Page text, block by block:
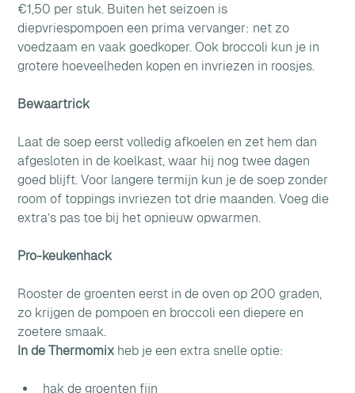
€1,50 per stuk. Buiten het seizoen is
diepvriespompoen een prima vervanger: net zo
voedzaam en vaak goedkoper. Ook broccoli kun je in
grotere hoeveelheden kopen en invriezen in roosjes.
Bewaartrick
Laat de soep eerst volledig afkoelen en zet hem dan
afgesloten in de koelkast, waar hij nog twee dagen
goed blijft. Voor langere termijn kun je de soep zonder
room of toppings invriezen tot drie maanden. Voeg die
extra’s pas toe bij het opnieuw opwarmen.
Pro-keukenhack
Rooster de groenten eerst in de oven op 200 graden,
zo krijgen de pompoen en broccoli een diepere en
zoetere smaak.
In de Thermomix heb je een extra snelle optie:
hak de groenten fijn